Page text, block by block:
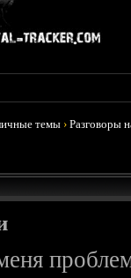
темы ›Разговоры